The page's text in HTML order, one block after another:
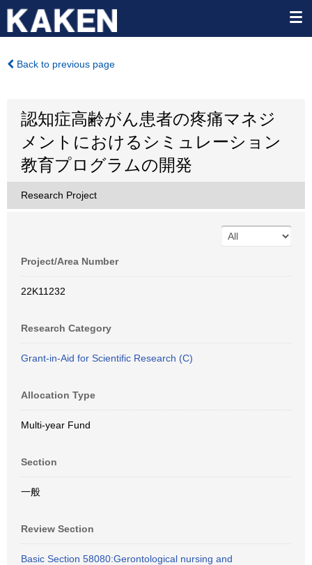
Back to previous page
認知症高齢がん患者の疼痛マネジ
メントにおけるシミュレーション
教育プログラムの開発
Research Project
Project/Area Number
22K11232
Research Category
Grant-in-Aid for Scientific Research (C)
Allocation Type
Multi-year Fund
Section
一般
Review Section
Basic Section 58080:Gerontological nursing and